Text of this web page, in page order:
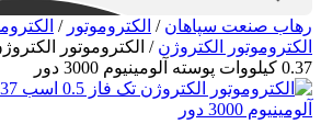
رهاب صنعت سپاهان / الکتروموتور /
الکتروموتور الکتروژن /
0.37 کیلووات پوسته آلومینیوم 3000 دور